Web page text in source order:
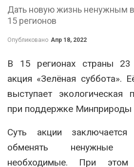
Дать новую жизнь ненужным
15 регионов
Опубликовано Апр 18, 2022
В 15 регионах страны 23
акция «Зелёная суббота».
выступает экологическая
при поддержке Минприроды
Суть акции
обменять ненужные
необходимые. При